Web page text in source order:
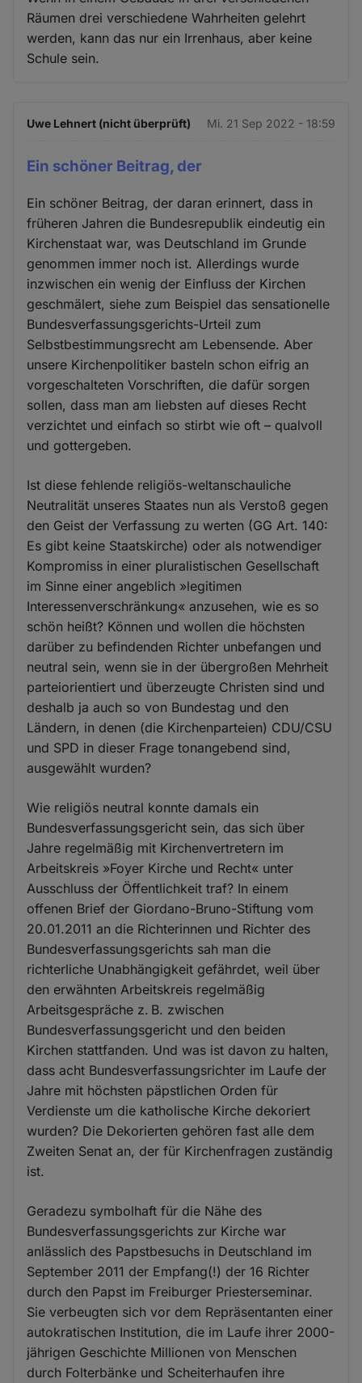
Räumen drei verschiedene Wahrheiten gelehrt
werden, kann das nur ein Irrenhaus, aber keine
Schule sein.
Uwe Lehnert (nicht überprüft) Mi. 21 Sep 2022 - 18:59
Ein schöner Beitrag, der
Ein schöner Beitrag, der daran erinnert, dass in
früheren Jahren die Bundesrepublik eindeutig ein
Kirchenstaat war, was Deutschland im Grunde
genommen immer noch ist. Allerdings wurde
inzwischen ein wenig der Einfluss der Kirchen
geschmälert, siehe zum Beispiel das sensationelle
Bundesverfassungsgerichts-Urteil zum
Selbstbestimmungsrecht am Lebensende. Aber
unsere Kirchenpolitiker basteln schon eifrig an
vorgeschalteten Vorschriften, die dafür sorgen
sollen, dass man am liebsten auf dieses Recht
verzichtet und einfach so stirbt wie oft – qualvoll
und gottergeben.
Ist diese fehlende religiös-weltanschauliche
Neutralität unseres Staates nun als Verstoß gegen
den Geist der Verfassung zu werten (GG Art. 140:
Es gibt keine Staatskirche) oder als notwendiger
Kompromiss in einer pluralistischen Gesellschaft
im Sinne einer angeblich »legitimen
Interessenverschränkung« anzusehen, wie es so
schön heißt? Können und wollen die höchsten
darüber zu befindenden Richter unbefangen und
neutral sein, wenn sie in der übergroßen Mehrheit
parteiorientiert und überzeugte Christen sind und
deshalb ja auch so von Bundestag und den
Ländern, in denen (die Kirchenparteien) CDU/CSU
und SPD in dieser Frage tonangebend sind,
ausgewählt wurden?
Wie religiös neutral konnte damals ein
Bundesverfassungsgericht sein, das sich über
Jahre regelmäßig mit Kirchenvertretern im
Arbeitskreis »Foyer Kirche und Recht« unter
Ausschluss der Öffentlichkeit traf? In einem
offenen Brief der Giordano-Bruno-Stiftung vom
20.01.2011 an die Richterinnen und Richter des
Bundesverfassungsgerichts sah man die
richterliche Unabhängigkeit gefährdet, weil über
den erwähnten Arbeitskreis regelmäßig
Arbeitsgespräche z. B. zwischen
Bundesverfassungsgericht und den beiden
Kirchen stattfanden. Und was ist davon zu halten,
dass acht Bundesverfassungsrichter im Laufe der
Jahre mit höchsten päpstlichen Orden für
Verdienste um die katholische Kirche dekoriert
wurden? Die Dekorierten gehören fast alle dem
Zweiten Senat an, der für Kirchenfragen zuständig
ist.
Geradezu symbolhaft für die Nähe des
Bundesverfassungsgerichts zur Kirche war
anlässlich des Papstbesuchs in Deutschland im
September 2011 der Empfang(!) der 16 Richter
durch den Papst im Freiburger Priesterseminar.
Sie verbeugten sich vor dem Repräsentanten einer
autokratischen Institution, die im Laufe ihrer 2000-
jährigen Geschichte Millionen von Menschen
durch Folterbänke und Scheiterhaufen ihre